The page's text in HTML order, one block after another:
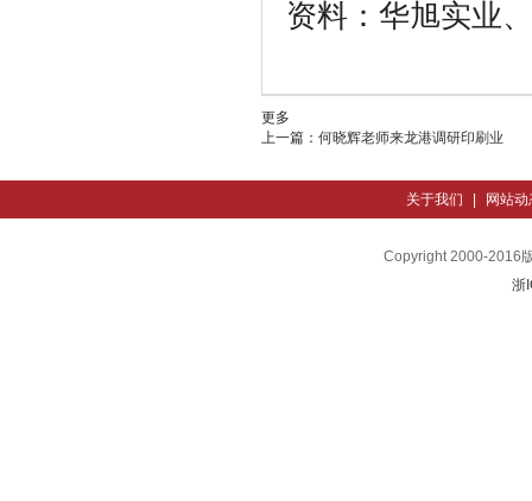
资料：华旭实业、
更多
上一篇： 何晓辉老师来龙港调研印刷业
关于我们 | 网站动
Copyright 2000-2016
浙